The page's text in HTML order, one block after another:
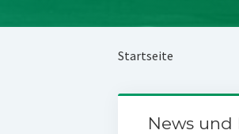
Startseite
News und